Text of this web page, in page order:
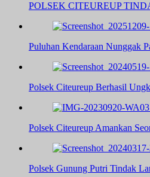
POLSEK CITEUREUP
Puluhan Kendaraan Nunggak
Polsek Citeureup Berhasil
Polsek Citeureup Amankan
Polsek Gunung Putri Tindak